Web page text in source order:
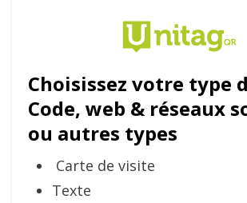
Choisissez votre type
Code, web & réseaux
ou autres types
Carte de visite
Texte